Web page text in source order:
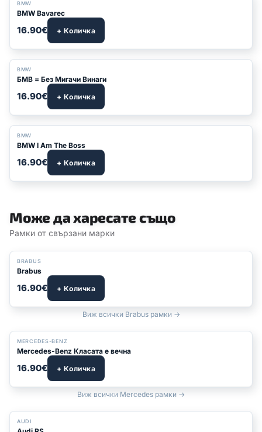
BMW
BMW Bavarec
16.90€ + Количка
BMW
БМВ = Без Мигачи Винаги
16.90€ + Количка
BMW
BMW I Am The Boss
16.90€ + Количка
Може да харесате също
Рамки от свързани марки
BRABUS
Brabus
16.90€ + Количка
Виж всички Brabus рамки →
БЕСТСЕЛЪР
MERCEDES-BENZ
Mercedes-Benz Класата е вечна
16.90€ + Количка
Виж всички Mercedes рамки →
БЕСТСЕЛЪР
AUDI